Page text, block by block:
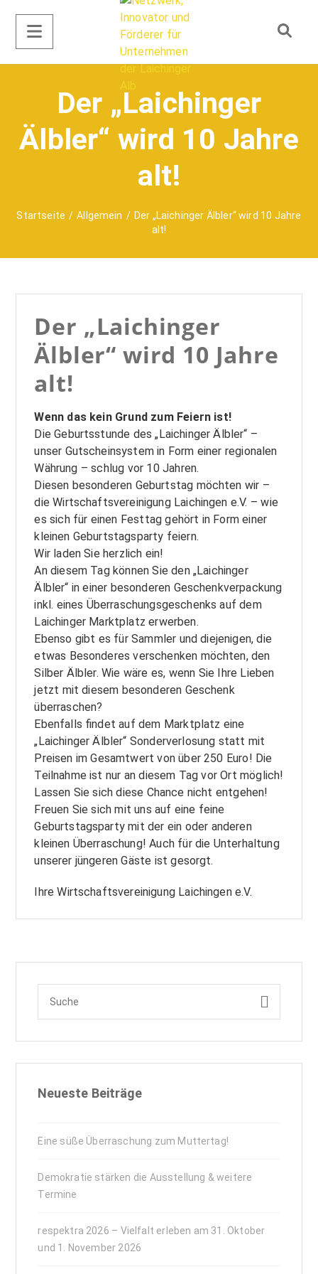
Der „Laichinger
Älbler“ wird 10 Jahre
alt!
Startseite / Allgemein / Der „Laichinger Älbler“ wird 10 Jahre
alt!
Der „Laichinger
Älbler“ wird 10 Jahre
alt!
Wenn das kein Grund zum Feiern ist!
Die Geburtsstunde des „Laichinger Älbler“ –
unser Gutscheinsystem in Form einer regionalen
Währung – schlug vor 10 Jahren.
Diesen besonderen Geburtstag möchten wir –
die Wirtschaftsvereinigung Laichingen e.V. – wie
es sich für einen Festtag gehört in Form einer
kleinen Geburtstagsparty feiern.
Wir laden Sie herzlich ein!
An diesem Tag können Sie den „Laichinger
Älbler“ in einer besonderen Geschenkverpackung
inkl. eines Überraschungsgeschenks auf dem
Laichinger Marktplatz erwerben.
Ebenso gibt es für Sammler und diejenigen, die
etwas Besonderes verschenken möchten, den
Silber Älbler. Wie wäre es, wenn Sie Ihre Lieben
jetzt mit diesem besonderen Geschenk
überraschen?
Ebenfalls findet auf dem Marktplatz eine
„Laichinger Älbler“ Sonderverlosung statt mit
Preisen im Gesamtwert von über 250 Euro! Die
Teilnahme ist nur an diesem Tag vor Ort möglich!
Lassen Sie sich diese Chance nicht entgehen!
Freuen Sie sich mit uns auf eine feine
Geburtstagsparty mit der ein oder anderen
kleinen Überraschung! Auch für die Unterhaltung
unserer jüngeren Gäste ist gesorgt.
Ihre Wirtschaftsvereinigung Laichingen e.V.
Neueste Beiträge
Eine süße Überraschung zum Muttertag!
Demokratie stärken die Ausstellung & weitere
Termine
respektra 2026 – Vielfalt erleben am 31. Oktober
und 1. November 2026